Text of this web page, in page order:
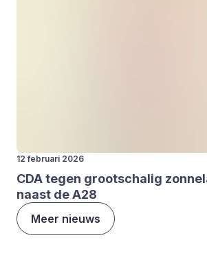
12 februari 2026
CDAtegen groot­scha­lig
naast deA28
Meer nieuws